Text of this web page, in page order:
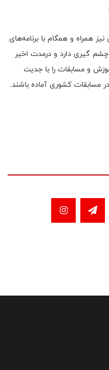
همراه و همگام با برنامه‌های
گیری دارد و درمدت اخیر
و مسابقات را با جدیت
مسابقات کشوری آماده باشند.